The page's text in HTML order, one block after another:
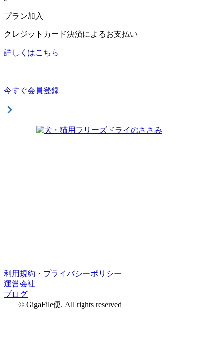
プラン加入
クレジットカード決済によるお支払い
詳しくはこちら
今すぐ会員登録
利用規約・プライバシーポリシー
運営会社
ブログ
© GigaFile便. All rights reserved